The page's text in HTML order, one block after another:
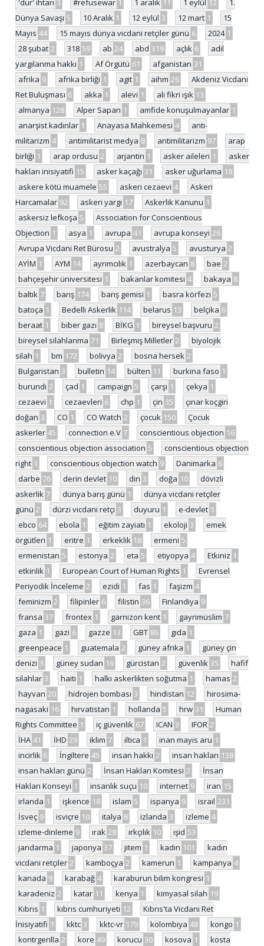
'dur' ihtarı 3 #refusewar 1 1 aralık 11 1 eylül 12
1.
Dünya Savaşı 5 10 Aralık 1 12 eylül 3 12 mart 1
15
Mayıs 44 15 mayıs dünya vicdani retçiler günü 6 2024 1
28 şubat 2 318 59 ab 24 abd 319 açlık 6
adil
yargılanma hakkı 1 Af Örgütü 61 afganistan 31
afrika 9 afrika birliği 1 agit 1 aihm 26
Akdeniz Vicdani
Ret Buluşması 6 akka 1 alevi 1 ali fikri ışık 13
almanya 128 Alper Sapan 1 amfide konuşulmayanlar 1
anarşist kadınlar 1 Anayasa Mahkemesi 4
anti-
militarizm 4 antimilitarist medya 8 antimilitarizm 97
arap
birliği 1 arap ordusu 2 arjantin 1 asker aileleri 1
asker
hakları inisiyatifi 15 asker kaçağı 31 asker uğurlama 18
askere kötü muamele 55 askeri cezaevi 4
Askeri
Harcamalar 92 askeri yargı 17 Askerlik Kanunu 1
askersiz lefkoşa 5
Association for Conscientious
Objection 1 asya 1 avrupa 41 avrupa konseyi 26
Avrupa Vicdani Ret Bürosu 2 avustralya 5 avusturya 2
AYİM 1 AYM 14 ayrımcılık 1 azerbaycan 8 bae 2
bahçeşehir üniversitesi 1 bakanlar komitesi 4 bakaya 8
baltık 7 barış 174 barış gemisi 1 basra körfezi 5
batoça 1 Bedelli Askerlik 114 belarus 13 belçika 6
beraat 1 biber gazı 8 BİKG 1 bireysel başvuru 2
bireysel silahlanma 71 Birleşmiş Milletler 2
biyolojik
silah 1 bm 172 bolivya 2 bosna hersek 2
Bulgaristan 3 bulletin 14 bülten 11 burkina faso 1
burundi 2 çad 1 campaign 5 çarşı 1 çekya 1
cezaevi 1 cezaevleri 6 chp 1 çin 35
çınar koçgiri
doğan 3 CO 1 CO Watch 2 çocuk 150
Çocuk
askerler 45 connection e.V 7 conscientious objection 16
conscientious objection association 5
conscientious objection
right 1 conscientious objection watch 9 Danimarka 6
darbe 76 derin devlet 10 din 3 doğa 10
dövizli
askerlik 7 dünya barış günü 1
dünya vicdani retçiler
günü 2 dürzi vicdani retçi 3 duyuru 1 e-devlet 1
ebco 64 ebola 1 eğitim zayiatı 1 ekoloji 3
emek
örgütleri 1 eritre 1 erkeklik 18 ermeni 5
ermenistan 5 estonya 2 eta 5 etiyopya 4 Etkiniz 1
etkinlik 1 European Court of Human Rights 1
Evrensel
Periyodik İnceleme 2 ezidi 1 fas 1 faşizm 4
feminizm 2 filipinler 6 filistin 36 Finlandiya 9
fransa 37 frontex 1 garnizon kent 1 gayrimüslim 7
gaza 1 gazi 6 gazze 13 GBT 86 gıda 1
greenpeace 1 guatemala 2 güney afrika 1
güney çin
denizi 3 güney sudan 16 gürcistan 2 güvenlik 35
hafif
silahlar 3 haiti 1 halkı askerlikten soğutma 1 hamas 2
hayvan 20 hidrojen bombası 3 hindistan 12
hirosima-
nagasaki 16 hırvatistan 1 hollanda 5 hrw 31
Human
Rights Committee 1 iç güvenlik 67 ICAN 3 IFOR 2
İHA 41 İHD 29 iklim 7 iltica 1 inan mayıs aru 1
incirlik 6 İngiltere 45 insan hakkı 2 insan hakları 138
insan hakları günü 2 İnsan Hakları Komitesi 2
İnsan
Hakları Konseyi 1 insanlık suçu 10 internet 9 iran 15
irlanda 1 işkence 18 islam 5 ispanya 9 israil 231
İsveç 9 isviçre 10 italya 8 izlanda 3 izleme 4
izleme-dinleme 9 ırak 28 ırkçılık 10 ışid 53
jandarma 1 japonya 37 jitem 1 kadın 101
kadın
vicdani retçiler 2 kamboçya 2 kamerun 1 kampanya 4
kanada 9 karabağ 4 karaburun bilim kongresi 1
karadeniz 2 katar 11 kenya 1 kimyasal silah 19
Kıbrıs 1 kıbrıs cumhuriyeti 12
Kıbrıs'ta Vicdani Ret
İnisiyatifi 1 kktc 3 kktc-vr 179 kolombiya 48 kongo 1
kontrgerilla 2 kore 49 korucu 30 kosova 1
kosta